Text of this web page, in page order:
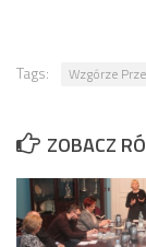
Tags: Wzgórze
ZOBACZ